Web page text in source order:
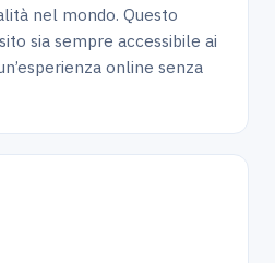
nel mondo. Questo
sia sempre accessibile ai
online senza